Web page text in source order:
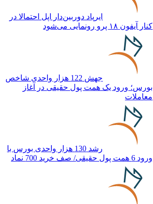
ایرپاد دوربین‌دار اپل احتمالا در
کنار آیفون ۱۸ پرو رونمایی می‌شود
جهش 122 هزار واحدی شاخص
بورس؛ ورود یک همت پول حقیقی در آغاز
معاملات
رشد 130 هزار واحدی بورس با
ورود 6 همت پول حقیقی/ صف خرید 700 نماد